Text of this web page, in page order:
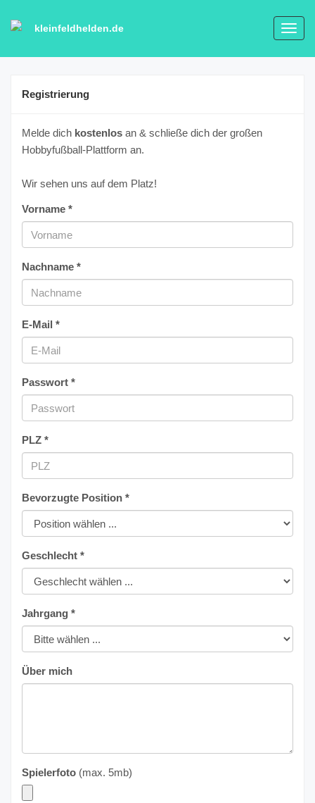
kleinfeldhelden.de
Registrierung
Melde dich kostenlos an & schließe dich der großen
Hobbyfußball-Plattform an.
Wir sehen uns auf dem Platz!
Vorname *
Nachname *
E-Mail *
Passwort *
PLZ *
Bevorzugte Position *
Geschlecht *
Jahrgang *
Über mich
Spielerfoto (max. 5mb)